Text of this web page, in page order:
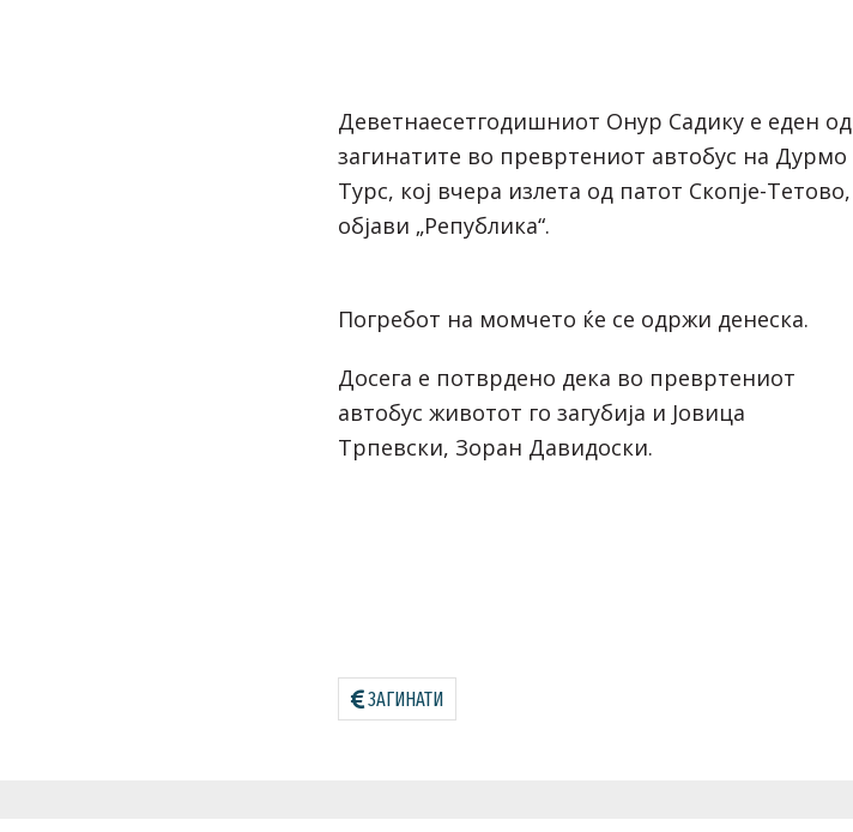
Деветнаесетгодишниот Онур Садику е еден од
загинатите во превртениот автобус на Дурмо
Турс, кој вчера излета од патот Скопје-Тетово,
објави „Република“.
Погребот на момчето ќе се одржи денеска.
Досега е потврдено дека во превртениот
автобус животот го загубија и Јовица
Трпевски, Зоран Давидоски.
ЗАГИНАТИ